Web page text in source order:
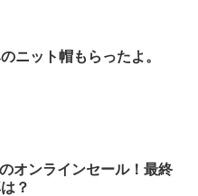
ニット帽もらったよ。
オンラインセール！最終
？